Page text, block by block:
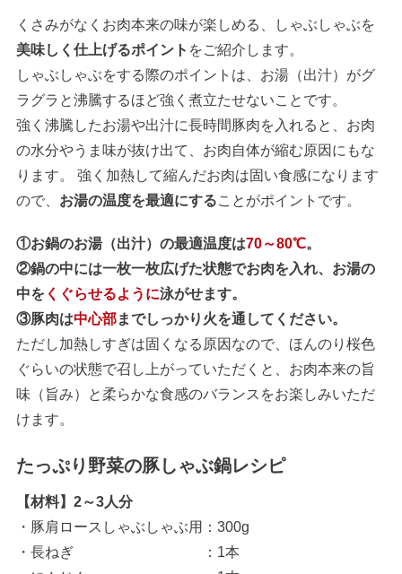
くさみがなくお肉本来の味が楽しめる、しゃぶしゃぶを
美味しく仕上げるポイント をご紹介します。
しゃぶしゃぶをする際のポイントは、お湯（出汁）がグ
ラグラと沸騰するほど強く煮立たせないことです。
強く沸騰したお湯や出汁に長時間豚肉を入れると、お肉
の水分やうま味が抜け出て、お肉自体が縮む原因にもな
ります。 強く加熱して縮んだお肉は固い食感になります
ので、 お湯の温度を最適にすることがポイントです。
①お鍋のお湯（出汁）の最適温度は70～80℃。
②鍋の中には一枚一枚広げた状態でお肉を入れ、お湯の
中を くぐらせるように泳がせます。
③豚肉は中心部までしっかり火を通してください。
ただし加熱しすぎは固くなる原因なので、ほんのり桜色
ぐらいの状態で召し上がっていただくと、お肉本来の旨
味（旨み）と柔らかな食感のバランスをお楽しみいただ
けます。
たっぷり野菜の豚しゃぶ鍋レシピ
【材料】2～3人分
・豚肩ロースしゃぶしゃぶ用：300g
・長ねぎ ：1本